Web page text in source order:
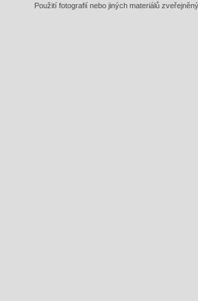
Použití fotografií nebo jiných materiálů